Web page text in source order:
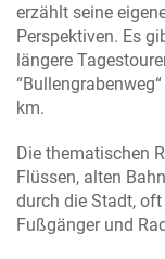
erzählt seine
Perspektiven. Es
längere
km.
Die thematischen
Flüssen, alten
durch die Stadt,
Fußgänger und